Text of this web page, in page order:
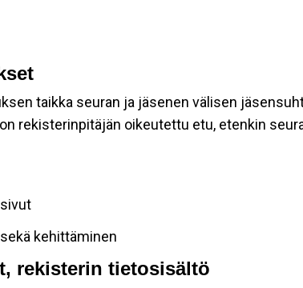
taikka seuran ja jäsenen välisen
rekisterinpitäjän oikeutettu etu, etenkin
kehittäminen
rekisterin tietosisältö